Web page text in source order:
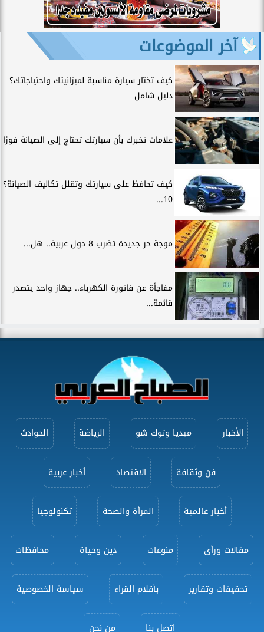
آخر الموضوعات
كيف تختار سيارة مناسبة لميزانيتك واحتياجاتك؟
دليل شامل
علامات تخبرك بأن سيارتك تحتاج إلى الصيانة فورًا
كيف تحافظ على سيارتك وتقلل تكاليف الصيانة؟
10...
موجة حر جديدة تضرب 8 دول عربية.. هل...
مفاجأة عن فاتورة الكهرباء.. جهاز واحد يتصدر
قائمة...
الأخبار ميديا وتوك شو الرياضة الحوادث
فن وثقافة الاقتصاد أخبار عربية
أخبار عالمية المرأة والصحة تكنولوجيا
مقالات ورأى منوعات دين وحياة محافظات
تحقيقات وتقارير بأقلام القراء سياسة الخصوصية
اتصل بنا من نحن